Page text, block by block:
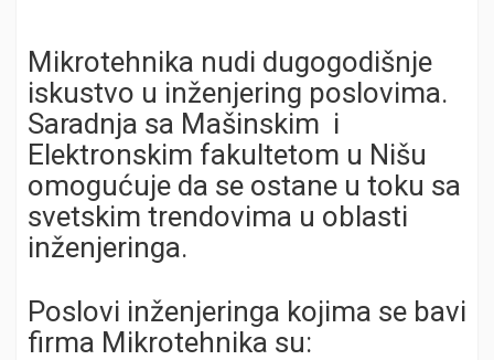
Mikrotehnika nudi dugogodišnje
iskustvo u inženjering poslovima.
Saradnja sa Mašinskim i
Elektronskim fakultetom u Nišu
omogućuje da se ostane u toku sa
svetskim trendovima u oblasti
inženjeringa.
Poslovi inženjeringa kojima se bavi
firma Mikrotehnika su: